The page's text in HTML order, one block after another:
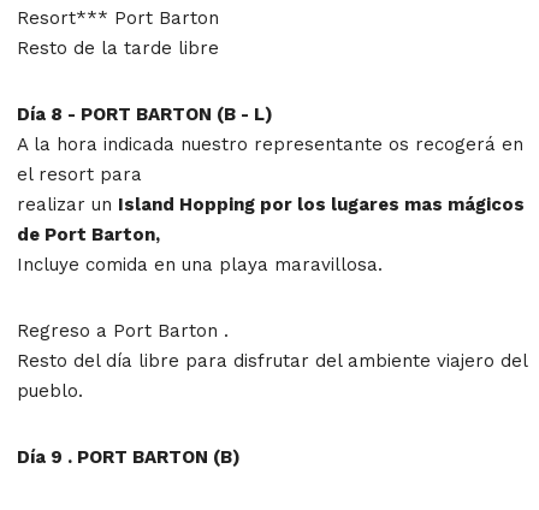
Resort*** Port Barton
Resto de la tarde libre
Día 8 - PORT BARTON (B - L)
A la hora indicada nuestro representante os recogerá en
el resort para
realizar un Island Hopping por los lugares mas mágicos
de Port Barton,
Incluye comida en una playa maravillosa.
Regreso a Port Barton .
Resto del día libre para disfrutar del ambiente viajero del
pueblo.
Día 9 . PORT BARTON (B)